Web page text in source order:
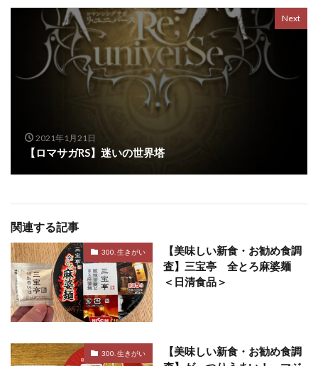
Next
2021年1月21日
【ロマサガRS】迷いの世界塔
関連する記事
300. 生きがい
【美味しい新食・お勧め食調
査】三宝亭 全とろ麻婆麺
＜日清食品＞
300. 生きがい
【美味しい新食・お勧め食調